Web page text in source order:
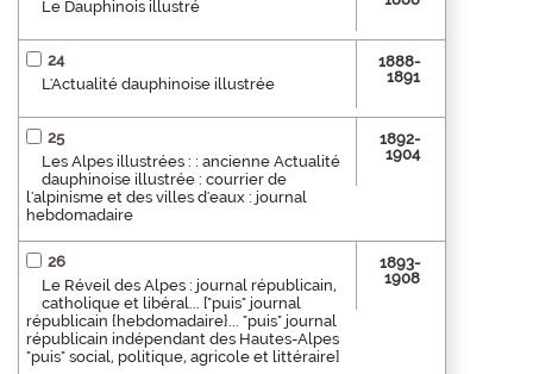
Le Dauphinois illustré
24
L'Actualité dauphinoise illustrée
1888-
1891
25
Les Alpes illustrées : : ancienne Actualité
dauphinoise illustrée : courrier de
l'alpinisme et des villes d'eaux : journal
hebdomadaire
1892-
1904
26
Le Réveil des Alpes : journal républicain,
catholique et libéral... ["puis" journal
républicain {hebdomadaire}... "puis" journal
républicain indépendant des Hautes-Alpes
"puis" social, politique, agricole et littéraire]
1893-
1908